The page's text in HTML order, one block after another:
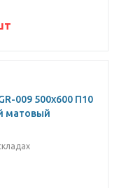
009 500х600 П10
матовый